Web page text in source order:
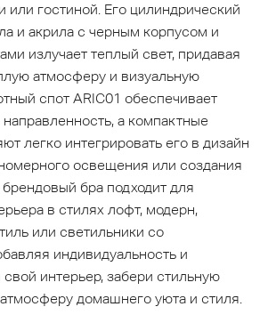
или гостиной. Его цилиндрический
и акрила с черным корпусом и
излучает теплый свет, придавая
атмосферу и визуальную
спот ARIC01 обеспечивает
а компактные
легко интегрировать его в дизайн
освещения или создания
бра подходит для
в стилях лофт, модерн,
или светильники со
индивидуальность и
интерьер, забери стильную
домашнего уюта и стиля.